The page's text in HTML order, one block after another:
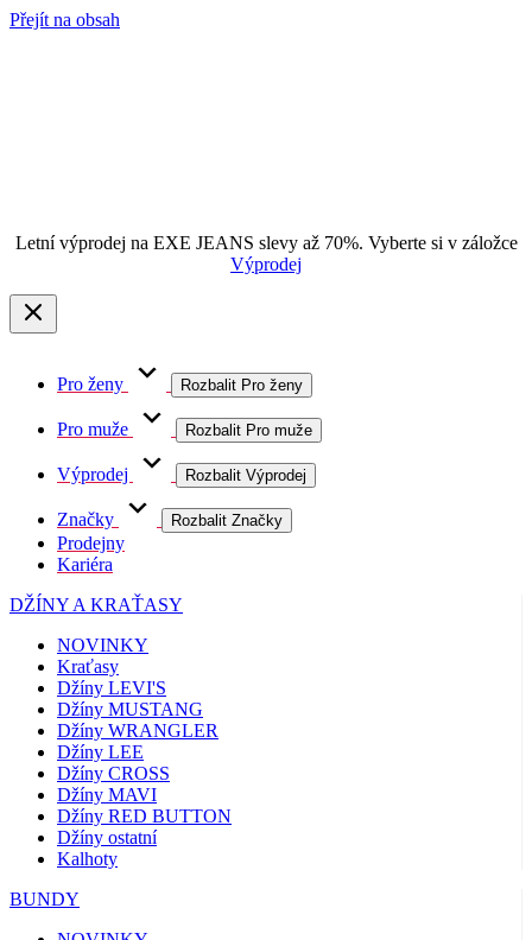
Přejít na obsah
Letní výprodej na EXE JEANS slevy až 70%. Vyberte si v záložce
Výprodej
Pro ženy Rozbalit Pro ženy
Pro muže Rozbalit Pro muže
Výprodej Rozbalit Výprodej
Značky Rozbalit Značky
Prodejny
Kariéra
DŽÍNY A KRAŤASY
NOVINKY
Kraťasy
Džíny LEVI'S
Džíny MUSTANG
Džíny WRANGLER
Džíny LEE
Džíny CROSS
Džíny MAVI
Džíny RED BUTTON
Džíny ostatní
Kalhoty
BUNDY